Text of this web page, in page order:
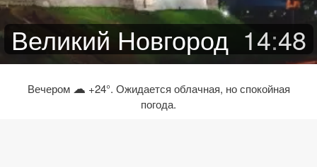
Великий Новгород 14:48
Вечером ☁ +24°. Ожидается облачная, но спокойная
погода.